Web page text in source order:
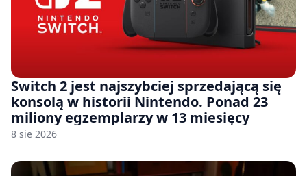
Switch 2 jest najszybciej sprzedającą się
konsolą w historii Nintendo. Ponad 23
miliony egzemplarzy w 13 miesięcy
8 sie 2026